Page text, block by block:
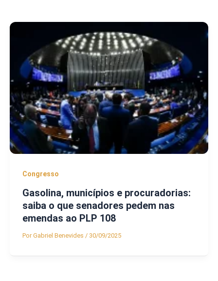
Congresso
Gasolina, municípios e procuradorias:
saiba o que senadores pedem nas
emendas ao PLP 108
PorGabriel Benevides / 30/09/2025